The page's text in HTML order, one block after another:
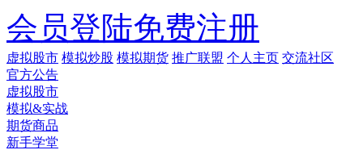
会员登陆免费注册
虚拟股市 模拟炒股 模拟期货 推广联盟 个人主页 交流社区
官方公告
虚拟股市
模拟&实战
期货商品
新手学堂